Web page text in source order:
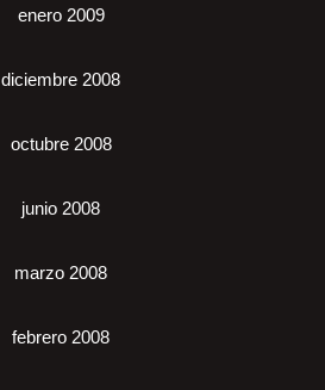
enero 2009
diciembre 2008
octubre 2008
junio 2008
marzo 2008
febrero 2008